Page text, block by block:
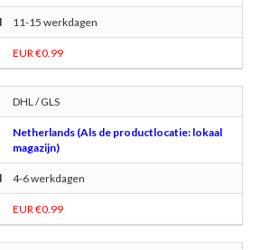
11-15 werkdagen
EUR €0.99
DHL / GLS
Netherlands (Als de productlocatie: lokaal
magazijn)
4-6 werkdagen
EUR €0.99